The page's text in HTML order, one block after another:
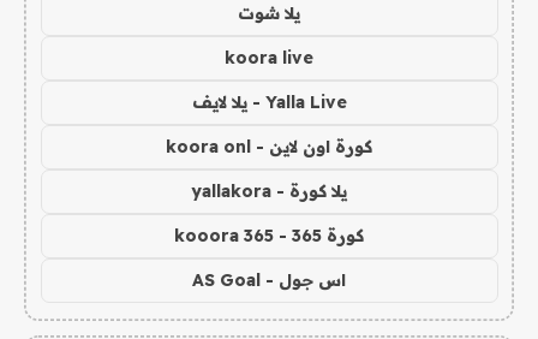
يلا شوت
koora live
Yalla Live - يلا لايف
كورة اون لاين - koora onl
يلا كورة - yallakora
كورة 365 - kooora 365
اس جول - AS Goal